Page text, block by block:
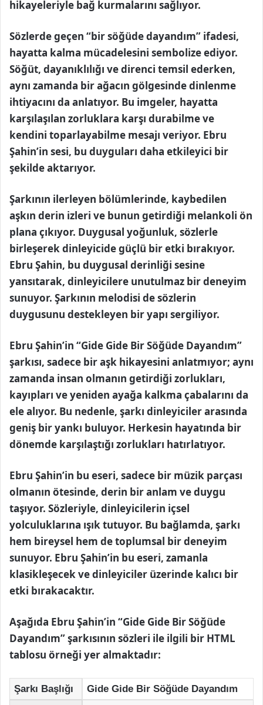
hikayeleriyle bağ kurmalarını sağlıyor.
Sözlerde geçen “bir söğüde dayandım” ifadesi,
hayatta kalma mücadelesini sembolize ediyor.
Söğüt, dayanıklılığı ve direnci temsil ederken,
aynı zamanda bir ağacın gölgesinde dinlenme
ihtiyacını da anlatıyor. Bu imgeler, hayatta
karşılaşılan zorluklara karşı durabilme ve
kendini toparlayabilme mesajı veriyor. Ebru
Şahin’in sesi, bu duyguları daha etkileyici bir
şekilde aktarıyor.
Şarkının ilerleyen bölümlerinde, kaybedilen
aşkın derin izleri ve bunun getirdiği melankoli ön
plana çıkıyor. Duygusal yoğunluk, sözlerle
birleşerek dinleyicide güçlü bir etki bırakıyor.
Ebru Şahin, bu duygusal derinliği sesine
yansıtarak, dinleyicilere unutulmaz bir deneyim
sunuyor. Şarkının melodisi de sözlerin
duygusunu destekleyen bir yapı sergiliyor.
Ebru Şahin’in “Gide Gide Bir Söğüde Dayandım”
şarkısı, sadece bir aşk hikayesini anlatmıyor; aynı
zamanda insan olmanın getirdiği zorlukları,
kayıpları ve yeniden ayağa kalkma çabalarını da
ele alıyor. Bu nedenle, şarkı dinleyiciler arasında
geniş bir yankı buluyor. Herkesin hayatında bir
dönemde karşılaştığı zorlukları hatırlatıyor.
Ebru Şahin’in bu eseri, sadece bir müzik parçası
olmanın ötesinde, derin bir anlam ve duygu
taşıyor. Sözleriyle, dinleyicilerin içsel
yolculuklarına ışık tutuyor. Bu bağlamda, şarkı
hem bireysel hem de toplumsal bir deneyim
sunuyor. Ebru Şahin’in bu eseri, zamanla
klasikleşecek ve dinleyiciler üzerinde kalıcı bir
etki bırakacaktır.
Aşağıda Ebru Şahin’in “Gide Gide Bir Söğüde
Dayandım” şarkısının sözleri ile ilgili bir HTML
tablosu örneği yer almaktadır:
Şarkı Başlığı
Gide Gide Bir Söğüde Dayandım